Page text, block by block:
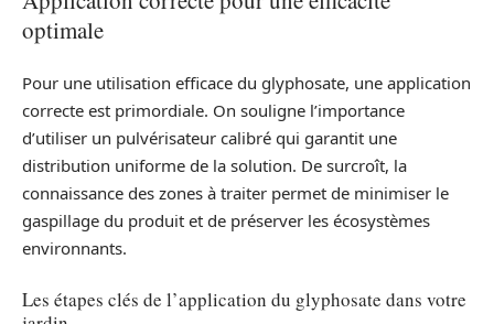
optimale
Pour une utilisation efficace du glyphosate, une application
correcte est primordiale. On souligne l’importance
d’utiliser un pulvérisateur calibré qui garantit une
distribution uniforme de la solution. De surcroît, la
connaissance des zones à traiter permet de minimiser le
gaspillage du produit et de préserver les écosystèmes
environnants.
Les étapes clés de l’application du glyphosate dans votre